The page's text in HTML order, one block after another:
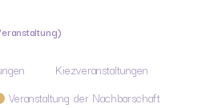
Kiezveranstaltungen
Veranstaltung der Nachbarschaft